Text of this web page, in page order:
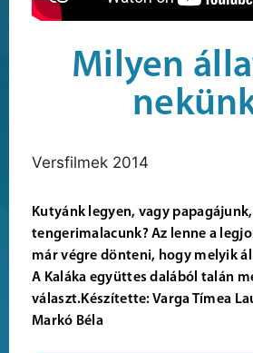
Milyen
Versfilmek 2014
Kutyánk legyen, vagy
tengerimalacunk? Az lenne a
már végre dönteni, hogy melyik
A Kaláka együttes dalából talán
választ.Készítette: Varga Tímea
Markó Béla